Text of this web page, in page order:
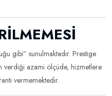
gibi” sunulmaktadır. Prestige
verdiği azami ölçüde, hizmetlere
vermemektedir.